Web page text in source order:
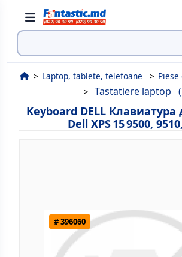
Cauta
Laptop, tablete, telefoane
Tastatiere laptop
Keyboard DELL Клавиатура
Dell XPS 15 9500,
# 396060